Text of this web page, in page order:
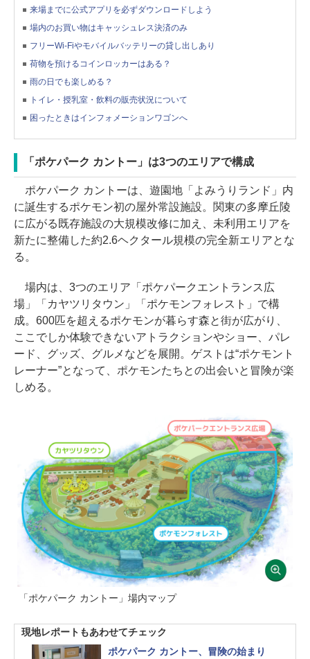
来場までに公式アプリを必ずダウンロードしよう
場内のお買い物はキャッシュレス決済のみ
フリーWi-Fiやモバイルバッテリーの貸し出しあり
荷物を預けるコインロッカーはある？
雨の日でも楽しめる？
トイレ・授乳室・飲料の販売状況について
困ったときはインフォメーションワゴンへ
「ポケパーク カントー」は3つのエリアで構成
ポケパーク カントーは、遊園地「よみうりランド」内
に誕生するポケモン初の屋外常設施設。関東の多摩丘陵
に広がる既存施設の大規模改修に加え、未利用エリアを
新たに整備した約2.6ヘクタール規模の完全新エリアとな
る。
場内は、3つのエリア「ポケパークエントランス広
場」「カヤツリタウン」「ポケモンフォレスト」で構
成。600匹を超えるポケモンが暮らす森と街が広がり、
ここでしか体験できないアトラクションやショー、パレ
ード、グッズ、グルメなどを展開。ゲストは“ポケモント
レーナー”となって、ポケモンたちとの出会いと冒険が楽
しめる。
「ポケパーク カントー」場内マップ
現地レポートもあわせてチェック
ポケパーク カントー、冒険の始まり